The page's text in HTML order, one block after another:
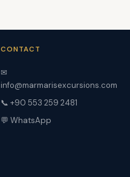
CONTACT
✉
info@marmarisexcursions.com
📞 +90 553 259 2481
💬 WhatsApp